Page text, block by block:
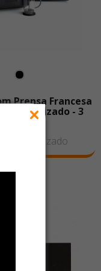
Prensa Francesa
Personalizado - 3
Peças
Personalizado